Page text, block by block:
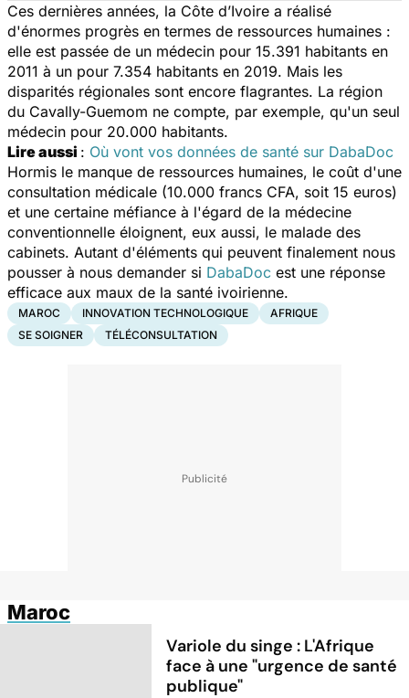
Ces dernières années, la Côte d’Ivoire a réalisé
d'énormes progrès en termes de ressources humaines :
elle est passée de un médecin pour 15.391 habitants en
2011 à un pour 7.354 habitants en 2019. Mais les
disparités régionales sont encore flagrantes. La région
du Cavally-Guemom ne compte, par exemple, qu'un seul
médecin pour 20.000 habitants.
Lire aussi : Où vont vos données de santé sur DabaDoc
Hormis le manque de ressources humaines, le coût d'une
consultation médicale (10.000 francs CFA, soit 15 euros)
et une certaine méfiance à l'égard de la médecine
conventionnelle éloignent, eux aussi, le malade des
cabinets. Autant d'éléments qui peuvent finalement nous
pousser à nous demander si DabaDoc est une réponse
efficace aux maux de la santé ivoirienne.
MAROC INNOVATION TECHNOLOGIQUE
AFRIQUE
SE SOIGNER
TÉLÉCONSULTATION
Maroc
Variole du singe : L'Afrique
face à une "urgence de santé
publique"